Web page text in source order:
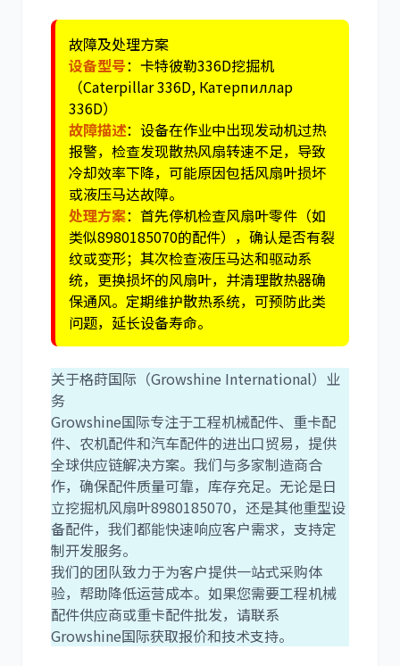
故障及处理方案
设备型号：卡特彼勒336D挖掘机
（Caterpillar 336D, Катерпиллар
336D）
故障描述：设备在作业中出现发动机过热
报警，检查发现散热风扇转速不足，导致
冷却效率下降，可能原因包括风扇叶损坏
或液压马达故障。
处理方案：首先停机检查风扇叶零件（如
类似8980185070的配件），确认是否有裂
纹或变形；其次检查液压马达和驱动系
统，更换损坏的风扇叶，并清理散热器确
保通风。定期维护散热系统，可预防此类
问题，延长设备寿命。
关于格莳国际（Growshine International）业
务
Growshine国际专注于工程机械配件、重卡配
件、农机配件和汽车配件的进出口贸易，提供
全球供应链解决方案。我们与多家制造商合
作，确保配件质量可靠，库存充足。无论是日
立挖掘机风扇叶8980185070，还是其他重型设
备配件，我们都能快速响应客户需求，支持定
制开发服务。
我们的团队致力于为客户提供一站式采购体
验，帮助降低运营成本。如果您需要工程机械
配件供应商或重卡配件批发，请联系
Growshine国际获取报价和技术支持。